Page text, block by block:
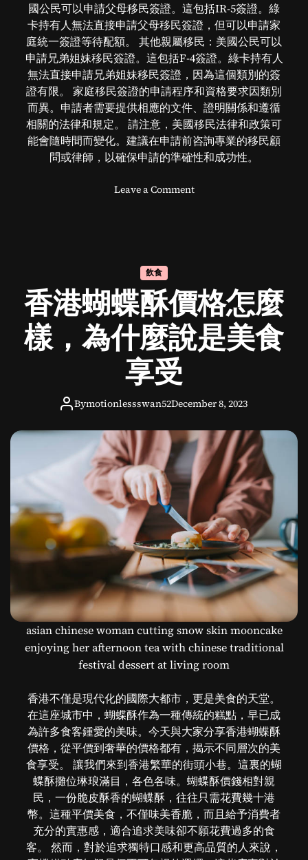
國公民可以申請父母移民簽證。這包括IR-5簽證。綠
卡持有人無法直接申請父母移民簽證，但可以申請家
庭統一簽證等待配額。 其他親屬移民：美國公民可以
申請兄弟姐妹移民簽證。這包括F-4簽證。綠卡持有人
無法直接申請兄弟姐妹移民簽證，因為這個類別的簽
證有限。 家庭移民簽證的申請程序和資格要求因類別
而異。申請者需要提供相應的文件、證明關係和遵循
相關的法律和規定。 請注意，美國移民法律和政策可
能會隨時間而變化。建議在申請前咨詢專業的移民顧
問或律師，以確保申請的準確性和成功性。
Leave a Commento
法
：
請
美
偶
子
女
和
其
他
親
屬
移
民
簽
證
飲食
香港蝴蝶酥價格怎麼
樣，為什麼說是美食
享受
Bymotionlessswan52December 8, 2023
asian chinese woman cutting snow skin mooncake
enjoying her afternoon tea with chinese traditional
festival dessert at living room
香港不僅是現代化的國際大都市，更是美食的天堂。
在這座城市中，蝴蝶酥作為一種傳統的糕點，早已成
為許多食客鍾愛的美味。今天與大家分享香港蝴蝶酥
價格，從平價到奢華的價格都有，揭示不同層次的美
食享受。 讓我們來到香港繁華的街頭小巷。這裏的蝴
蝶酥攤位琳琅滿目，各色各味。蝴蝶酥價錢相對親
民，一份脆皮酥香的蝴蝶酥，往往只需花費幾十港
幣。這種平價美食，不僅味美香脆，而且給予消費者
充分的實惠感，適合追求美味卻不願花費過多的食
客。 然而，對於追求獨特口感和更高品質的人來說，